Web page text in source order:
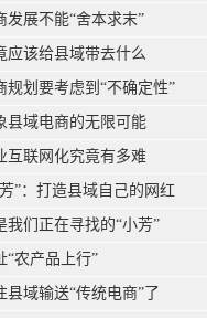
发展不能“舍本求末”
应该给县域带去什么
规划要考虑到“不确定性”
县域电商的无限可能
互联网化究竟有多难
”：打造县域自己的网红
我们正在寻找的“小芳”
“农产品上行”
县域输送“传统电商”了